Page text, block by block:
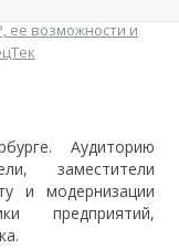
ее возможности и
Аудиторию
заместители
и модернизации
предприятий,